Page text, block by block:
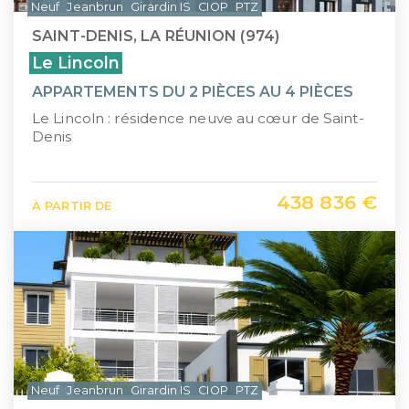
SAINT-DENIS, LA RÉUNION (974)
Le Lincoln
APPARTEMENTS DU 2 PIÈCES AU 4 PIÈCES
Le Lincoln : résidence neuve au cœur de Saint-
Denis
À PARTIR DE 438 836 €
Neuf Jeanbrun Girardin IS CIOP PTZ
Neuf Jeanbrun Girardin IS CIOP PTZ